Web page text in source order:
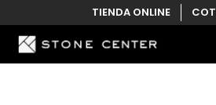
to
content
TIENDA ONLINE